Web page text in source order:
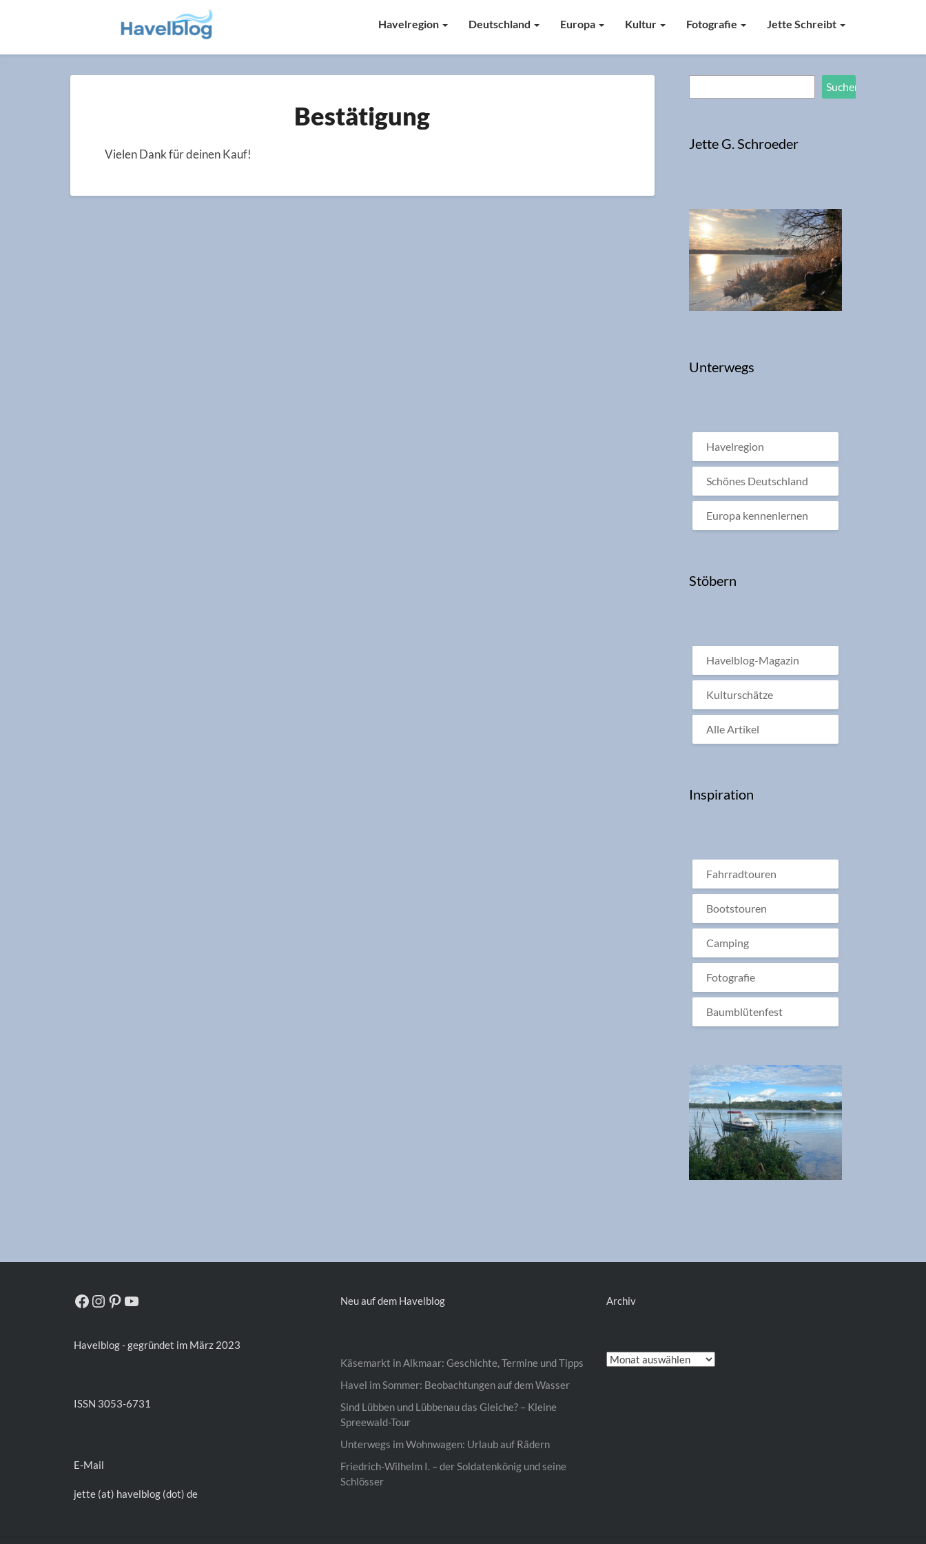
Havelregion Deutschland Europa Kultur Fotografie Jette Schreibt
Bestätigung
Vielen Dank für deinen Kauf!
Suchen
Jette G. Schroeder
Unterwegs
Havelregion
Schönes Deutschland
Europa kennenlernen
Stöbern
Havelblog-Magazin
Kulturschätze
Alle Artikel
Inspiration
Fahrradtouren
Bootstouren
Camping
Fotografie
Baumblütenfest
Facebook
Instagram
Pinterest
YouTube
Havelblog - gegründet im März 2023
ISSN 3053-6731
E-Mail
jette (at) havelblog (dot) de
Neu auf dem Havelblog
Käsemarkt in Alkmaar: Geschichte, Termine und Tipps
Havel im Sommer: Beobachtungen auf dem Wasser
Sind Lübben und Lübbenau das Gleiche? – Kleine
Spreewald-Tour
Unterwegs im Wohnwagen: Urlaub auf Rädern
Friedrich-Wilhelm I. – der Soldatenkönig und seine
Schlösser
Archiv
Archiv